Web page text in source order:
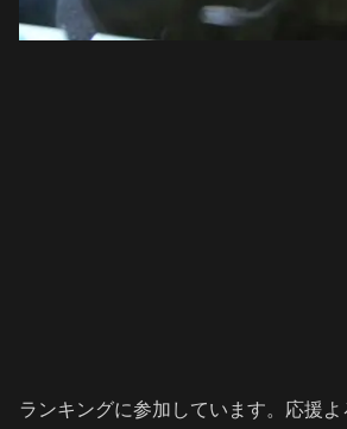
ランキングに参加しています。応援よ